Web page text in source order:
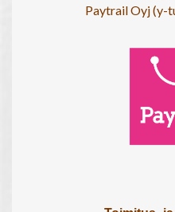
Paytrail Oyj (y-